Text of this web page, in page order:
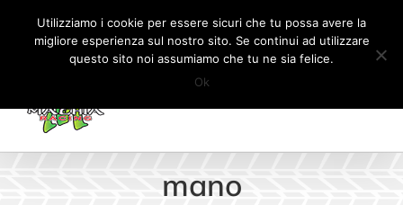
Salta
contenuto
Il mio account CARRELLO
mano
Utilizziamo i cookie per essere sicuri che tu possa avere la
migliore esperienza sul nostro sito. Se continui ad utilizzare
questo sito noi assumiamo che tu ne sia felice.
Ok